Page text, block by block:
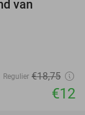
van
Regulier €18,75
€12